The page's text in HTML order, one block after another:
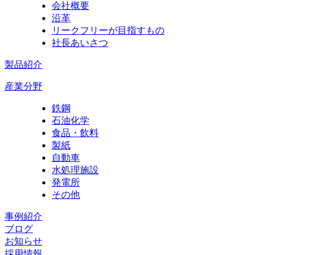
会社概要
沿革
リークフリーが目指すもの
社長あいさつ
製品紹介
産業分野
鉄鋼
石油化学
食品・飲料
製紙
自動車
水処理施設
発電所
その他
事例紹介
ブログ
お知らせ